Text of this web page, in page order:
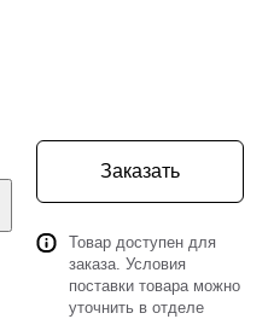
Заказать
Товар доступен для
заказа. Условия
поставки товара можно
уточнить в отделе